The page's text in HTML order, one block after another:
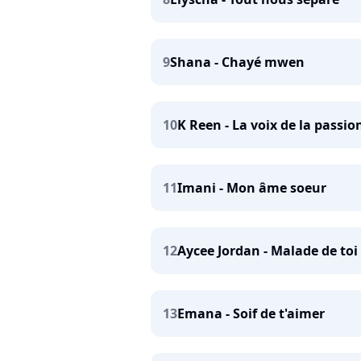
9Shana - Chayé mwen
10K Reen - La voix de la
11Imani - Mon âme soeur
12Aycee Jordan - Malade de toi
13Emana - Soif de t'aimer